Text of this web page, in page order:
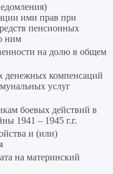
ими прав при
пенсионных
ним
на долю в общем
денежных компенсаций
услуг
боевых действий в
1941 – 1945 г.г.
и (или)
на материнский